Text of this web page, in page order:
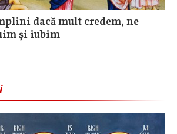
dacă mult credem, ne
și iubim